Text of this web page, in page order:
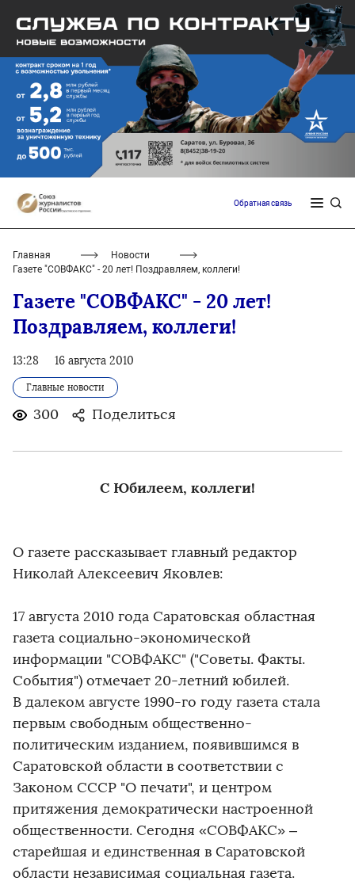
Обратная связь
Главная
Новости
Газете "СОВФАКС" - 20 лет! Поздравляем, коллеги!
Газете "СОВФАКС" - 20 лет!
Поздравляем, коллеги!
13:28 16 августа 2010
Главные новости
300 Поделиться
С Юбилеем, коллеги!
О газете рассказывает главный редактор
Николай Алексеевич Яковлев:
17 августа 2010 года Саратовская областная
газета социально-экономической
информации "СОВФАКС" ("Советы. Факты.
События") отмечает 20-летний юбилей.
В далеком августе 1990-го году газета стала
первым свободным общественно-
политическим изданием, появившимся в
Саратовской области в соответствии с
Законом СССР "О печати", и центром
притяжения демократически настроенной
общественности. Сегодня «СОВФАКС» –
старейшая и единственная в Саратовской
области независимая социальная газета.